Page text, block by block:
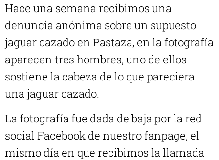
Hace una semana recibimos una
denuncia anónima sobre un supuesto
jaguar cazado en Pastaza, en la fotografía
aparecen tres hombres, uno de ellos
sostiene la cabeza de lo que pareciera
una jaguar cazado.
La fotografía fue dada de baja por la red
social Facebook de nuestro fanpage, el
mismo día en que recibimos la llamada